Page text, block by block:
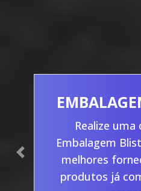
Realize
Embalagem
melhores
produtos já
Previous